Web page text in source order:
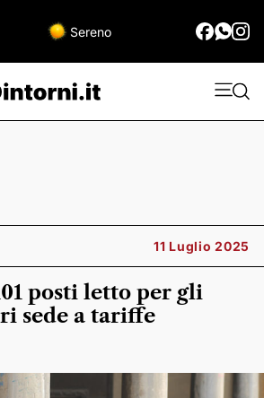
Sereno
11 Luglio 2025
posti letto per gli
sede a tariffe